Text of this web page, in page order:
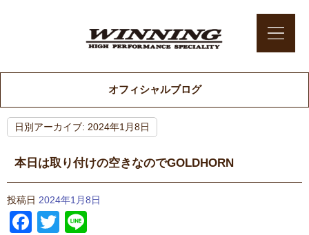
オフィシャルブログ
日別アーカイブ: 2024年1月8日
本日は取り付けの空きなのでGOLDHORN
投稿日 2024年1月8日
Facebook
Twitter